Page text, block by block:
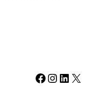
Facebook Instagram LinkedIn X